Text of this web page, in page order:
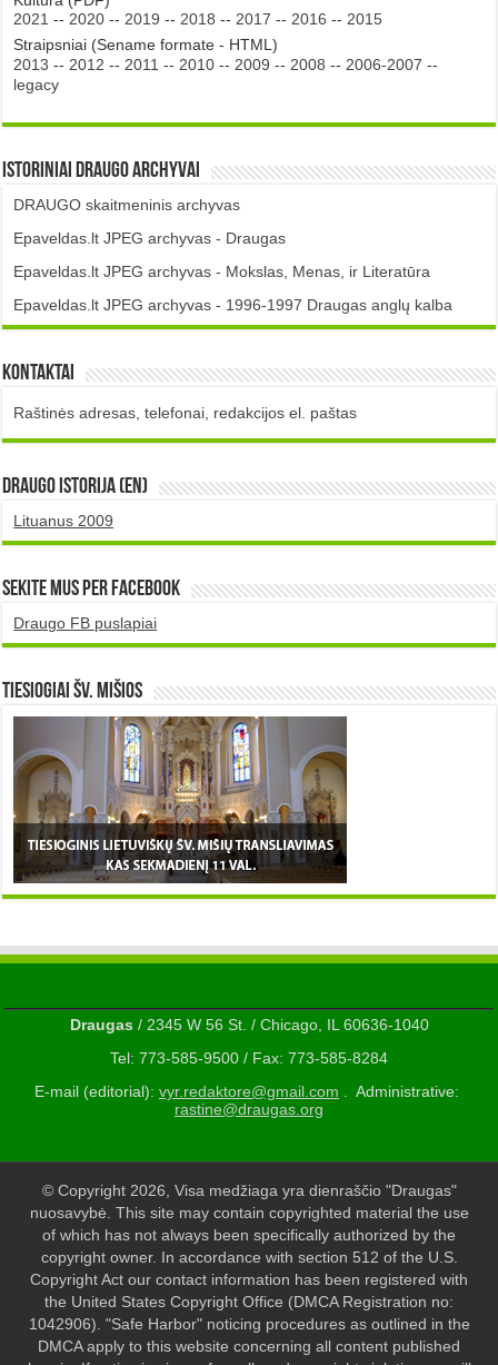
2021 -- 2020 -- 2019 -- 2018 -- 2017 -- 2016 -- 2015
Straipsniai (Sename formate - HTML)
2013 -- 2012 -- 2011 -- 2010 -- 2009 -- 2008 -- 2006-2007 --
legacy
Istoriniai DRAUGO Archyvai
DRAUGO skaitmeninis archyvas
Epaveldas.lt JPEG archyvas - Draugas
Epaveldas.lt JPEG archyvas - Mokslas, Menas, ir Literatūra
Epaveldas.lt JPEG archyvas - 1996-1997 Draugas anglų kalba
Kontaktai
Raštinės adresas, telefonai, redakcijos el. paštas
DRAUGO istorija (EN)
Lituanus 2009
Sekite mus per Facebook
Draugo FB puslapiai
TIESIOGIAI šv. MIŠIOS
Draugas/ 2345 W 56 St. / Chicago, IL 60636-1040
Tel: 773-585-9500 / Fax: 773-585-8284
E-mail (editorial): vyr.redaktore@gmail.com . Administrative:
rastine@draugas.org
© Copyright 2026, Visa medžiaga yra dienraščio "Draugas"
nuosavybė. This site may contain copyrighted material the use
of which has not always been specifically authorized by the
copyright owner. In accordance with section 512 of the U.S.
Copyright Act our contact information has been registered with
the United States Copyright Office (DMCA Registration no:
1042906). "Safe Harbor" noticing procedures as outlined in the
DMCA apply to this website concerning all content published